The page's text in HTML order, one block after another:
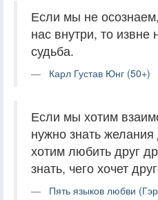
Если мы не
нас внутри, то извне
судьба.
Карл Густав Юнг (50+)
Если мы хотим
нужно знать
хотим любить друг
знать, чего хочет
Пять языков любви